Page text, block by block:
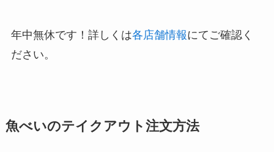
年中無休です！詳しくは各店舗情報にてご確認く
ださい。
魚べいのテイクアウト注文方法